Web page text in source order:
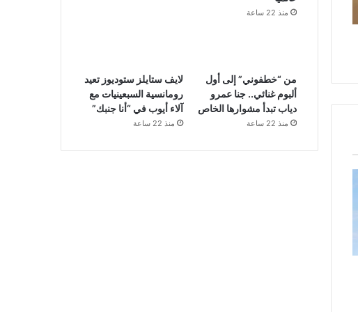
منذ 22 ساعة
من “خطفوني” إلى أول
ألبوم غنائي.. جنا عمرو
دياب تبدأ مشوارها الخاص
منذ 22 ساعة
لايف ستايلز ستوديوز تعيد
رومانسية السبعينيات مع
آلاء أيوب في “أنا جنبك”
منذ 22 ساعة